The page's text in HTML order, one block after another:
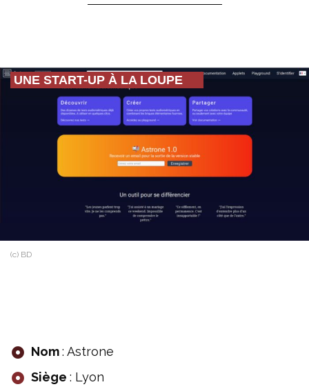
UNE START-UP À LA LOUPE
(c) BD
Nom: Astrone
Siège : Lyon